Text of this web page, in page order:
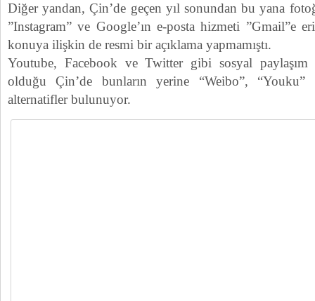
Diğer yandan, Çin’de geçen yıl sonundan bu yana
”Instagram” ve Google’ın e-posta hizmeti ”Gmail”e
konuya ilişkin de resmi bir açıklama yapmamıştı.
Youtube, Facebook ve Twitter gibi sosyal paylaşım
olduğu Çin’de bunların yerine “Weibo”,
alternatifler bulunuyor.